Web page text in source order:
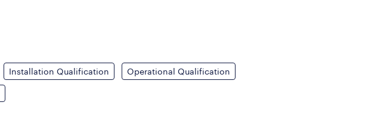
Installation Qualification Operational Qualification